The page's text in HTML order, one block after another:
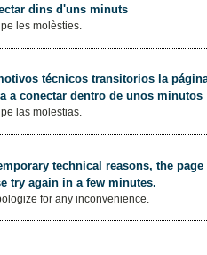
dins d'uns minuts
les molèsties.
técnicos transitorios la
a conectar dentro de unos minutos
las molestias.
technical reasons, the
try again in a few minutes.
for any inconvenience.